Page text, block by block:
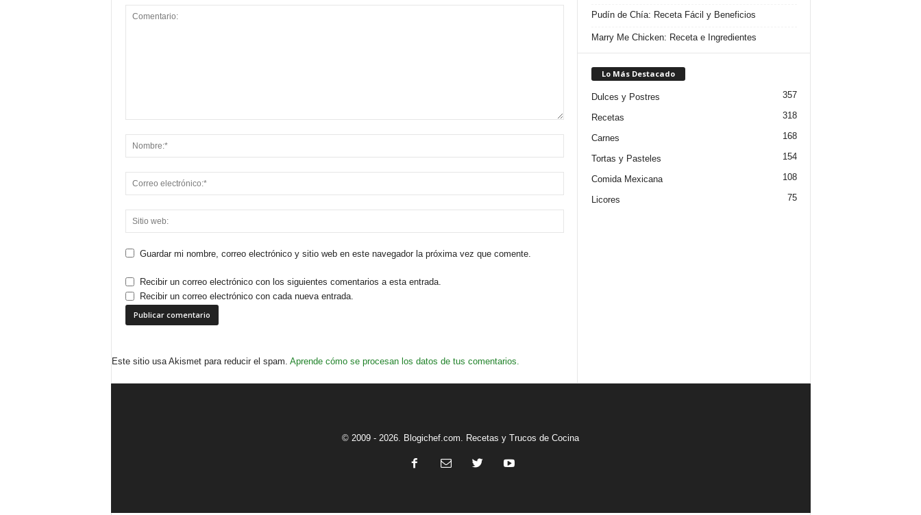
Guardar mi nombre, correo electrónico y sitio web en este navegador la próxima vez que comente.
Recibir un correo electrónico con los siguientes comentarios a esta entrada.
Recibir un correo electrónico con cada nueva entrada.
Este sitio usa Akismet para reducir el spam. Aprende cómo se procesan los datos de tus comentarios.
Pudín de Chía: Receta Fácil y Beneficios
Marry Me Chicken: Receta e Ingredientes
Lo Más Destacado
Dulces y Postres 357
Recetas 318
Carnes 168
Tortas y Pasteles 154
Comida Mexicana 108
Licores 75
© 2009 - 2026. Blogichef.com. Recetas y Trucos de Cocina